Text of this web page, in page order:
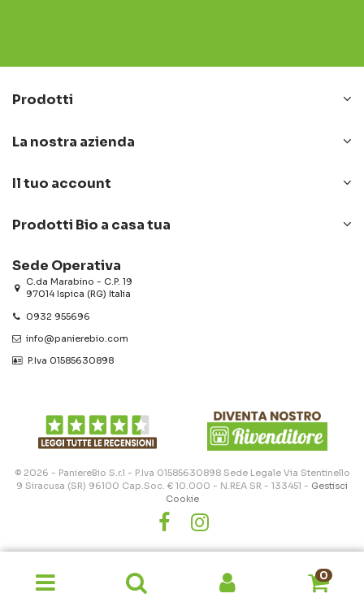
0
Prodotti
La nostra azienda
Il tuo account
Prodotti Bio a casa tua
Sede Operativa
C.da Marabino - C.P. 19
97014 Ispica (RG) Italia
0932 955696
info@panierebio.com
‎‎‎‎‎ P.Iva 01585630898
© 2026 - PaniereBio S.r.l - P.Iva 01585630898 Sede Legale Via Stentinello
9 Siracusa (SR) 96100 Cap.Soc. € 10.000 - N.REA SR - 133451 - Gestisci
Cookie